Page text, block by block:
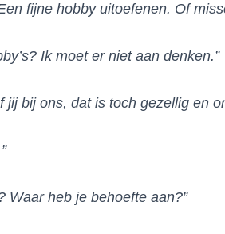
fijne hobby uitoefenen. Of
Ik moet er niet aan denken.”
jij bij ons, dat is toch gezellig en
Waar heb je behoefte aan?”